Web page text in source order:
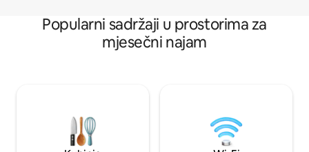
Popularni sadržaji u prostorima za
mjesečni najam